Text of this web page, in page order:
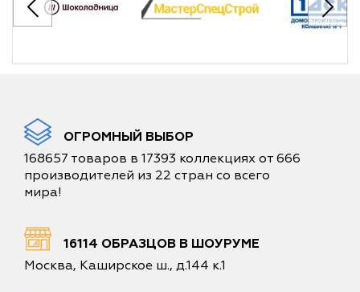
ОГРОМНЫЙ ВЫБОР
168657 товаров в 17393 коллекциях от 666
производителей из 22 стран со всего
мира!
16114 ОБРАЗЦОВ В ШОУРУМЕ
Москва, Каширское ш., д.144 к.1